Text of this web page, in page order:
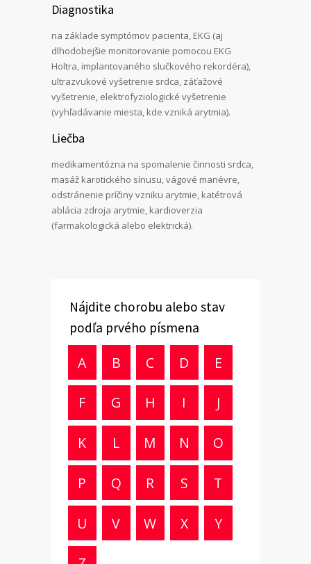
Diagnostika
na základe symptómov pacienta, EKG (aj
dlhodobejšie monitorovanie pomocou EKG
Holtra, implantovaného slučkového rekordéra),
ultrazvukové vyšetrenie srdca, záťažové
vyšetrenie, elektrofyziologické vyšetrenie
(vyhľadávanie miesta, kde vzniká arytmia).
Liečba
medikamentózna na spomalenie činnosti srdca,
masáž karotického sínusu, vágové manévre,
odstránenie príčiny vzniku arytmie, katétrová
ablácia zdroja arytmie, kardioverzia
(farmakologická alebo elektrická).
Nájdite chorobu alebo stav
podľa prvého písmena
A B C D E
F G H I J
K L M N O
P Q R S T
U V W X Y